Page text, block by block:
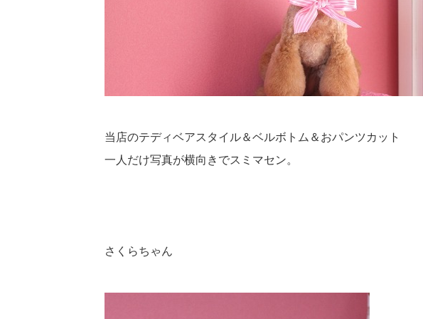
当店のテディベアスタイル＆ベルボトム＆おパンツカット
一人だけ写真が横向きでスミマセン。
さくらちゃん